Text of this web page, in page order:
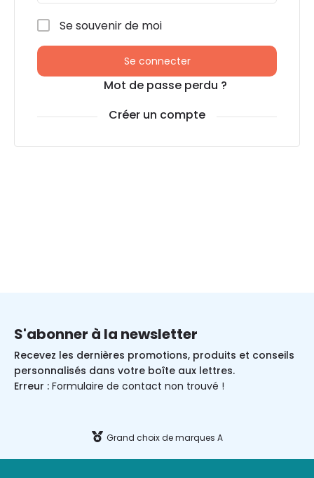
Se souvenir de moi
Se connecter
Mot de passe perdu ?
Créer un compte
S'abonner à la newsletter
Recevez les dernières promotions, produits et conseils
personnalisés dans votre boîte aux lettres.
Erreur : Formulaire de contact non trouvé !
Grand choix de marques A